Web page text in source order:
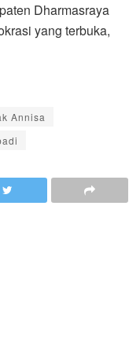
Dharmasraya
yang terbuka,
Annisa